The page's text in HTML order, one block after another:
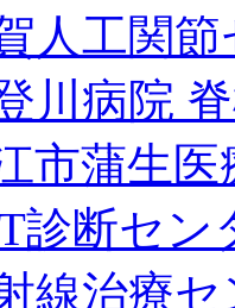
人工関
川病院
市蒲生
診断セン
線治療セ